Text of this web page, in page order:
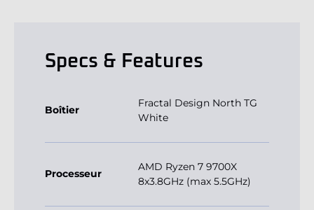
Specs & Features
Boîtier
Fractal Design North TG
White
Processeur
AMD Ryzen 7 9700X
8x3.8GHz (max 5.5GHz)